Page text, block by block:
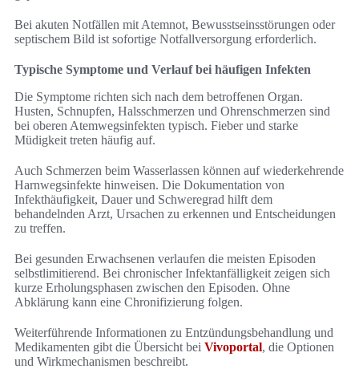
Bei akuten Notfällen mit Atemnot, Bewusstseinsstörungen oder
septischem Bild ist sofortige Notfallversorgung erforderlich.
Typische Symptome und Verlauf bei häufigen Infekten
Die Symptome richten sich nach dem betroffenen Organ.
Husten, Schnupfen, Halsschmerzen und Ohrenschmerzen sind
bei oberen Atemwegsinfekten typisch. Fieber und starke
Müdigkeit treten häufig auf.
Auch Schmerzen beim Wasserlassen können auf wiederkehrende
Harnwegsinfekte hinweisen. Die Dokumentation von
Infekthäufigkeit, Dauer und Schweregrad hilft dem
behandelnden Arzt, Ursachen zu erkennen und Entscheidungen
zu treffen.
Bei gesunden Erwachsenen verlaufen die meisten Episoden
selbstlimitierend. Bei chronischer Infektanfälligkeit zeigen sich
kurze Erholungsphasen zwischen den Episoden. Ohne
Abklärung kann eine Chronifizierung folgen.
Weiterführende Informationen zu Entzündungsbehandlung und
Medikamenten gibt die Übersicht bei Vivoportal, die Optionen
und Wirkmechanismen beschreibt.